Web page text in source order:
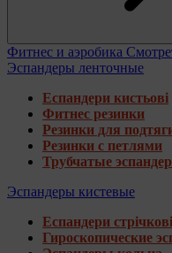
Фитнес и аэробика
Эспандеры ленточные
Еспандери кистьові
Фитнес резинки
Резинки для
Резинки с петлями
Трубчатые
Эспандеры кистевые
Еспандери стрічкові
Гироскопические